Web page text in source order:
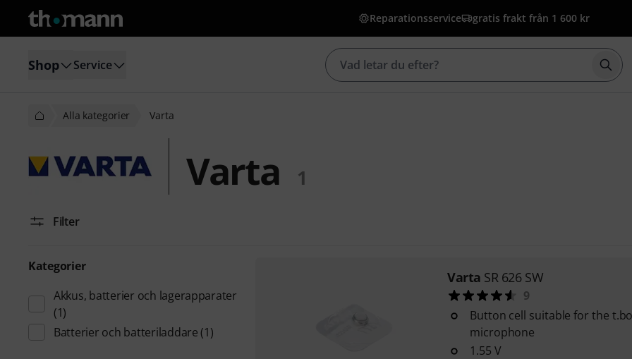
Reparationsservice gratis frakt från 1 600 kr
Shop Service
Alla kategorier Varta
Varta 1
Filter
Kategorier
Akkus, batterier och lagerapparater
(1)
Batterier och batteriladdare (1)
Varta SR 626 SW
9
Button cell suitable for the
microphone
1.55 V